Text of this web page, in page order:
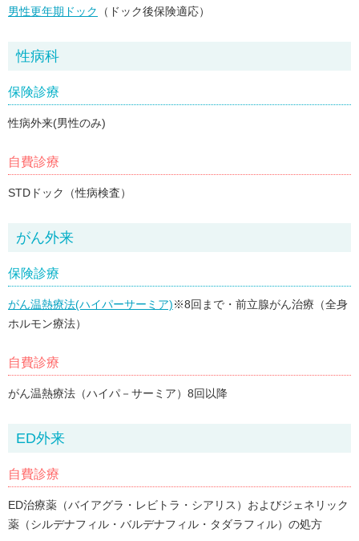
男性更年期ドック （ドック後保険適応）
性病科
保険診療
性病外来(男性のみ)
自費診療
STDドック（性病検査）
がん外来
保険診療
がん温熱療法(ハイパーサーミア)※8回まで・前立腺がん治療（全身
ホルモン療法）
自費診療
がん温熱療法（ハイパ－サーミア）8回以降
ED外来
自費診療
ED治療薬（バイアグラ・レビトラ・シアリス）およびジェネリック
薬（シルデナフィル・バルデナフィル・タダラフィル）の処方